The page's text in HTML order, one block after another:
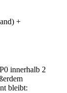
+
innerhalb 2
bleibt: